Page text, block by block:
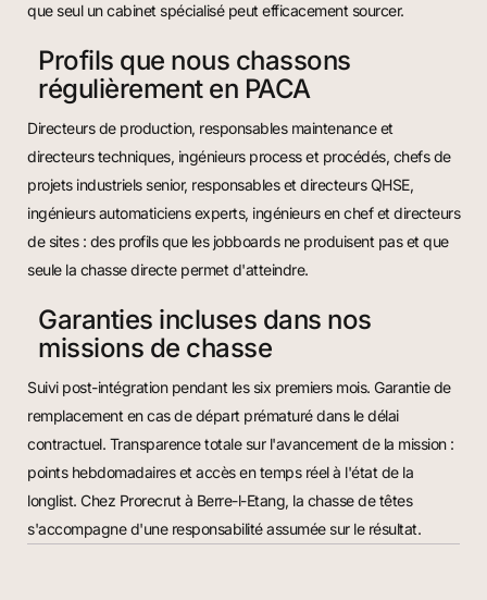
que seul un cabinet spécialisé peut efficacement sourcer.
Profils que nous chassons
régulièrement en PACA
Directeurs de production, responsables maintenance et
directeurs techniques, ingénieurs process et procédés, chefs de
projets industriels senior, responsables et directeurs QHSE,
ingénieurs automaticiens experts, ingénieurs en chef et directeurs
de sites : des profils que les jobboards ne produisent pas et que
seule la chasse directe permet d'atteindre.
Garanties incluses dans nos
missions de chasse
Suivi post-intégration pendant les six premiers mois. Garantie de
remplacement en cas de départ prématuré dans le délai
contractuel. Transparence totale sur l'avancement de la mission :
points hebdomadaires et accès en temps réel à l'état de la
longlist. Chez Prorecrut à Berre-l-Etang, la chasse de têtes
s'accompagne d'une responsabilité assumée sur le résultat.